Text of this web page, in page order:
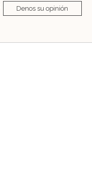
Denos su opinión